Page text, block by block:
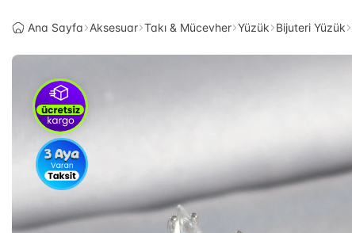
Ana Sayfa Aksesuar Takı & Mücevher Yüzük Bijuteri Yüzük